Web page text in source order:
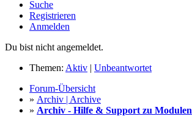
Suche
Registrieren
Anmelden
Du bist nicht angemeldet.
Themen: Aktiv | Unbeantwortet
Forum-Übersicht
» Archiv | Archive
» Archiv - Hilfe & Support zu Modulen